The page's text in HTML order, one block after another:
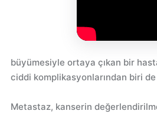
büyümesiyle ortaya çıkan bir
ciddi komplikasyonlarından biri de
Metastaz, kanserin